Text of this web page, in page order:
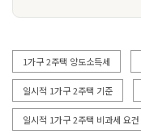
1가구 2주택 양도소득세
일시적 1가구 2주택 기준
일시적 1가구 2주택 비과세 요건